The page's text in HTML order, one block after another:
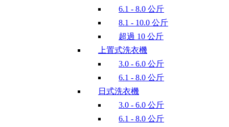
6.1 - 8.0 公斤
8.1 - 10.0 公斤
超過 10 公斤
上置式洗衣機
3.0 - 6.0 公斤
6.1 - 8.0 公斤
日式洗衣機
3.0 - 6.0 公斤
6.1 - 8.0 公斤